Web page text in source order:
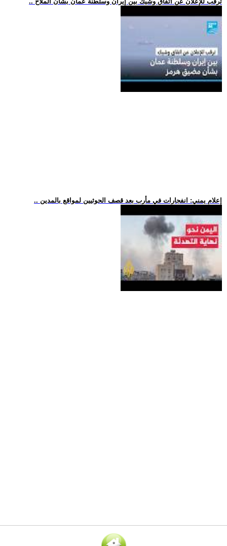
.. إعلام يمني: انفجارات في مأرب بعد قصف الحوثيين لمواقع بالمدين